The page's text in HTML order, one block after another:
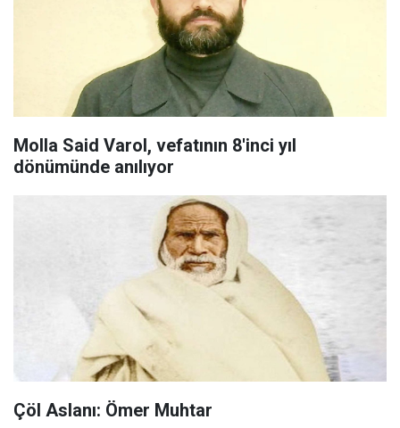
Molla Said Varol, vefatının 8'inci yıl
dönümünde anılıyor
Çöl Aslanı: Ömer Muhtar